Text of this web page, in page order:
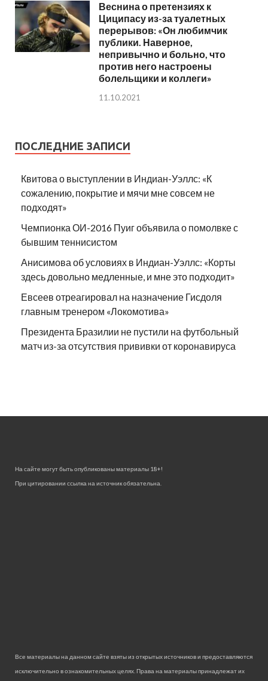
Веснина о претензиях к
Циципасу из-за туалетных
перерывов: «Он любимчик
публики. Наверное,
непривычно и больно, что
против него настроены
болельщики и коллеги»
11.10.2021
ПОСЛЕДНИЕ ЗАПИСИ
Квитова о выступлении в Индиан-Уэллс: «К
сожалению, покрытие и мячи мне совсем не
подходят»
Чемпионка ОИ-2016 Пуиг объявила о помолвке с
бывшим теннисистом
Анисимова об условиях в Индиан-Уэллс: «Корты
здесь довольно медленные, и мне это подходит»
Евсеев отреагировал на назначение Гисдоля
главным тренером «Локомотива»
Президента Бразилии не пустили на футбольный
матч из-за отсутствия прививки от коронавируса
На сайте могут быть опубликованы материалы 18+!
При цитировании ссылка на источник обязательна.
Все материалы на данном сайте взяты из открытых источников и предоставляются
исключительно в ознакомительных целях. Права на материалы принадлежат их